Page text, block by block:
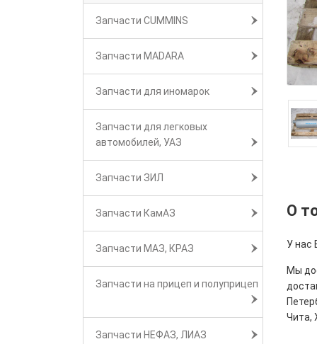
Запчасти CUMMINS
Запчасти MADARA
Запчасти для иномарок
Запчасти для легковых
автомобилей, УАЗ
Запчасти ЗИЛ
Запчасти КамАЗ
Запчасти МАЗ, КРАЗ
Запчасти на прицеп и полуприцеп
Запчасти НЕФАЗ, ЛИАЗ
О
У нас
Мы
Чита,